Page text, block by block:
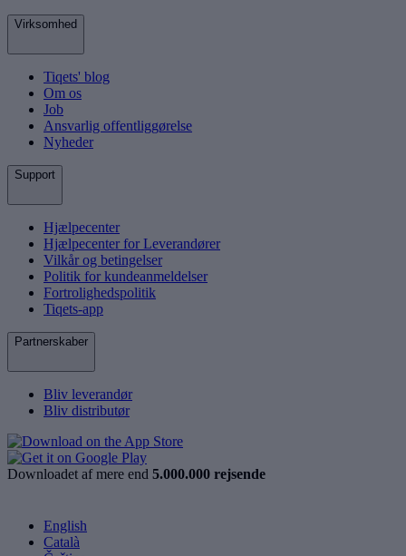
Virksomhed
Tiqets' blog
Om os
Job
Ansvarlig offentliggørelse
Nyheder
Support
Hjælpecenter
Hjælpecenter for Leverandører
Vilkår og betingelser
Politik for kundeanmeldelser
Fortrolighedspolitik
Tiqets-app
Partnerskaber
Bliv leverandør
Bliv distributør
Downloadet af mere end 5.000.000 rejsende
English
Català